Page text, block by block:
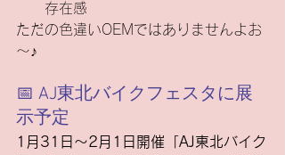
存在感
ただの色違いOEMではありませんよお
～♪
📅 AJ東北バイクフェスタに展
示予定
1月31日〜2月1日開催「AJ東北バイク